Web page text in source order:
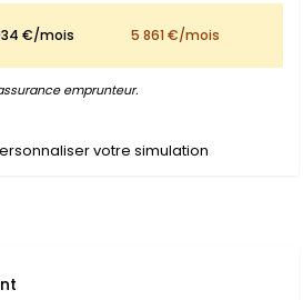
€/mois 5 861 €/mois
emprunteur.
votre simulation